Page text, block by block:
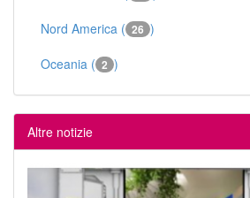
Nord America ( 26 )
Oceania ( 2 )
Altre notizie